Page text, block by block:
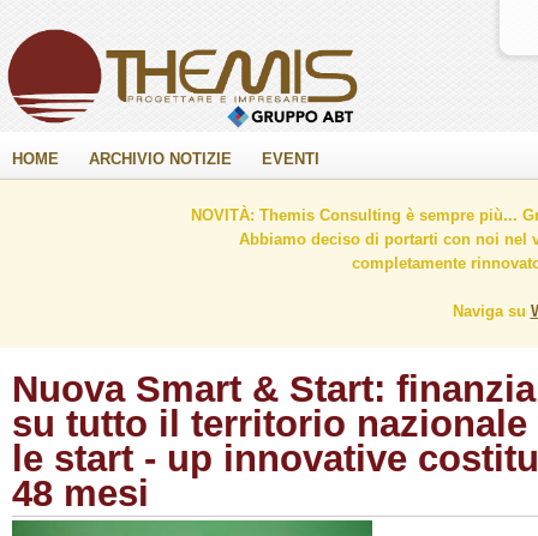
HOME ARCHIVIO NOTIZIE EVENTI
NOVITÀ: Themis Consulting è sempre più...
Abbiamo deciso di portarti con noi nel
completamente
Naviga su
Nuova Smart & Start:
su tutto il territorio nazionale
le start - up innovative
48 mesi